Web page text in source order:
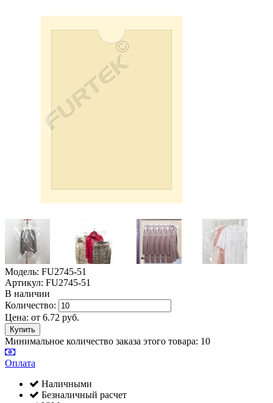
Модель: FU2745-51
Артикул: FU2745-51
В наличии
Количество:
Цена: от 6.72 руб.
Минимальное количество заказа этого товара: 10
Оплата
Наличными
Безналичный расчет